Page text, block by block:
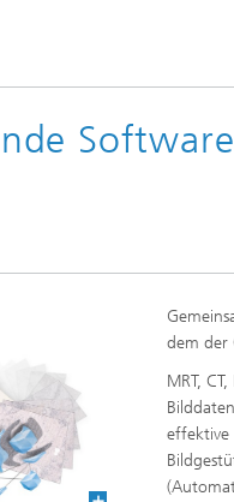
dem der
MRT,
effektive